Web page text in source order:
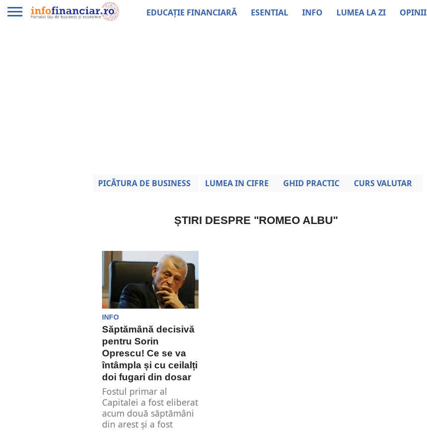
EDUCAȚIE FINANCIARĂ ESENTIAL INFO LUMEA LA ZI OPINII
PICĂTURA DE BUSINESS LUMEA IN CIFRE GHID PRACTIC CURS VALUTAR
ȘTIRI DESPRE "ROMEO ALBU"
INFO
Săptămână decisivă
pentru Sorin
Oprescu! Ce se va
întâmpla și cu ceilalți
doi fugari din dosar
Fostul primar al
Capitalei a fost eliberat
acum două săptămâni
din arest și a fost